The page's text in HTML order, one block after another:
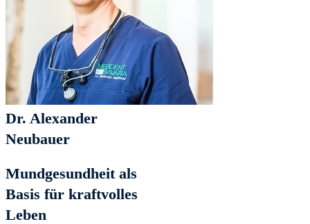
Dr. Alexander
Neubauer
Mundgesundheit als
Basis für kraftvolles
Leben